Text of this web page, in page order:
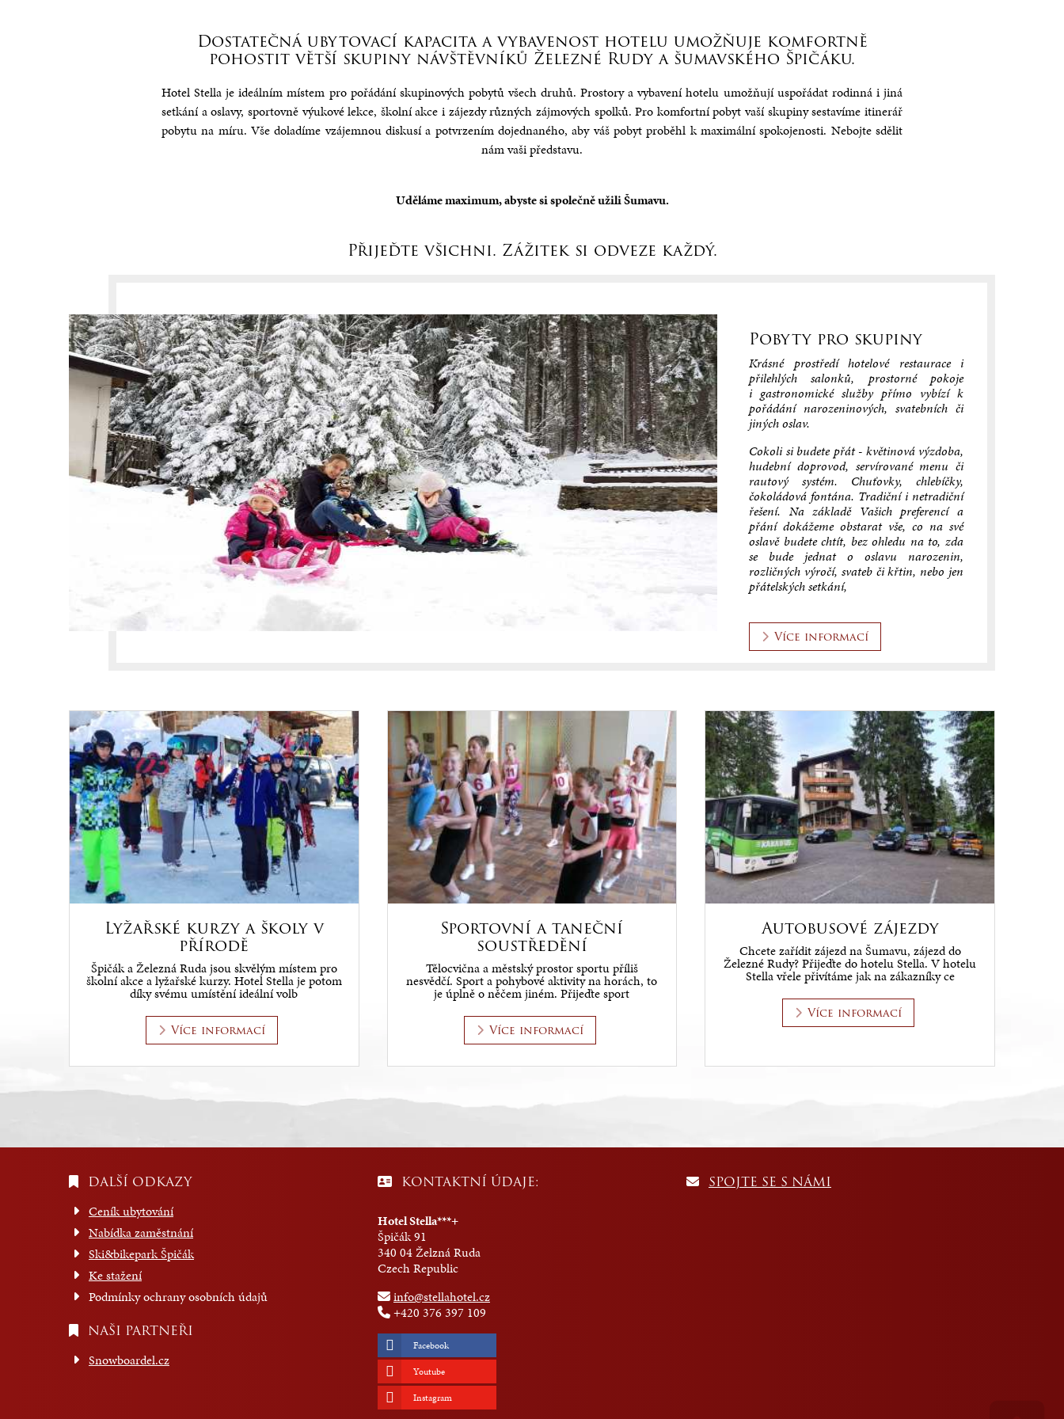
Více informací
Dostatečná ubytovací kapacita a vybavenost hotelu umožňuje komfortně
pohostit větší skupiny návštěvníků Železné Rudy a šumavského Špičáku.
Hotel Stella je ideálním místem pro pořádání skupinových pobytů všech druhů. Prostory a vybavení hotelu umožňují uspořádat rodinná i jiná
setkání a oslavy, sportovně výukové lekce, školní akce i zájezdy různých zájmových spolků. Pro komfortní pobyt vaší skupiny sestavíme itinerář
pobytu na míru. Vše doladíme vzájemnou diskusí a potvrzením dojednaného, aby váš pobyt proběhl k maximální spokojenosti. Nebojte sdělit
nám vaši představu.
Uděláme maximum, abyste si společně užili Šumavu.
Přijeďte všichni. Zážitek si odveze každý.
Pobyty pro skupiny
Krásné prostředí hotelové restaurace i
přilehlých salonků, prostorné pokoje
i gastronomické služby přímo vybízí k
pořádání narozeninových, svatebních či
jiných oslav.
Cokoli si budete přát - květinová výzdoba,
hudební doprovod, servírované menu či
rautový systém. Chuťovky, chlebíčky,
čokoládová fontána. Tradiční i netradiční
řešení. Na základě Vašich preferencí a
přání dokážeme obstarat vše, co na své
oslavě budete chtít, bez ohledu na to, zda
se bude jednat o oslavu narozenin,
rozličných výročí, svateb či křtin, nebo jen
přátelských setkání,
Více informací
Lyžařské kurzy a školy v
přírodě
Špičák a Železná Ruda jsou skvělým místem pro
školní akce a lyžařské kurzy. Hotel Stella je potom
díky svému umístění ideální volb
Více informací
Sportovní a taneční
soustředění
Tělocvična a městský prostor sportu příliš
nesvědčí. Sport a pohybové aktivity na horách, to
je úplně o něčem jiném. Přijeďte sport
Více informací
Autobusové zájezdy
Chcete zařídit zájezd na Šumavu, zájezd do
Železné Rudy? Přijeďte do hotelu Stella. V hotelu
Stella vřele přivítáme jak na zákazníky ce
Více informací
DALŠÍ ODKAZY
Ceník ubytování
Nabídka zaměstnání
Ski&bikepark Špičák
Ke stažení
Podmínky ochrany osobních údajů
NAŠI PARTNEŘI
Snowboardel.cz
KONTAKTNÍ ÚDAJE:
Hotel Stella***+
Špičák 91
340 04 Želzná Ruda
Czech Republic
info@stellahotel.cz
+420 376 397 109
Facebook
Youtube
Instagram
SPOJTE SE S NÁMI